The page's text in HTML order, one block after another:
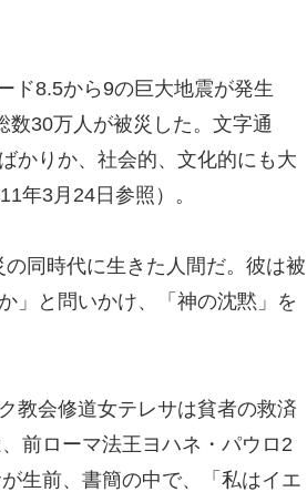
ド8.5から9の巨大地震が発生
数30万人が被災した。文字通
かりか、社会的、文化的にも大
年3月24日参照）。
同時代に生きた人間だ。彼は被
」と問いかけ、「神の沈黙」を
教会修道女テレサは貧者の救済
前ローマ法王ヨハネ・パウロ2
生前、書簡の中で、「私はイエ